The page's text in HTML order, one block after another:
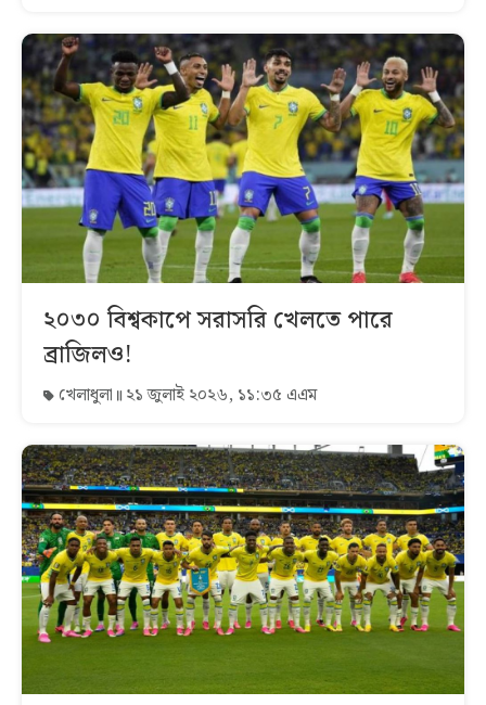
২০৩০ বিশ্বকাপে সরাসরি খেলতে পারে
ব্রাজিলও!
খেলাধুলা ২১ জুলাই ২০২৬, ১১:৩৫ এএম